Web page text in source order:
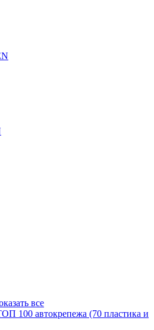
все
100 автокрепежа (70 пластика и